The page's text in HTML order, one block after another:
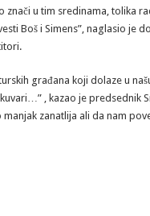
znači u tim sredinama, tolika
Boš i Simens”, naglasio je
građana koji dolaze u
, kazao je predsednik
zanatlija ali da nam